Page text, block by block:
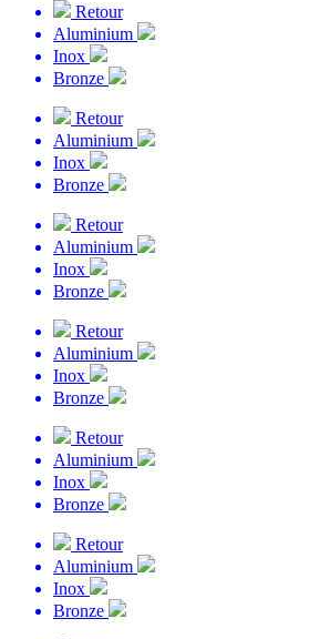
Retour
Aluminium
Inox
Bronze
Retour
Aluminium
Inox
Bronze
Retour
Aluminium
Inox
Bronze
Retour
Aluminium
Inox
Bronze
Retour
Aluminium
Inox
Bronze
Retour
Aluminium
Inox
Bronze